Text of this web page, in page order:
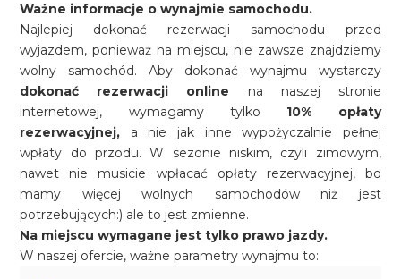
Ważne informacje o wynajmie samochodu.
Najlepiej dokonać rezerwacji samochodu przed
wyjazdem, ponieważ na miejscu, nie zawsze znajdziemy
wolny samochód. Aby dokonać wynajmu wystarczy
dokonać rezerwacji online na naszej stronie
internetowej, wymagamy tylko 10% opłaty
rezerwacyjnej, a nie jak inne wypożyczalnie pełnej
wpłaty do przodu. W sezonie niskim, czyli zimowym,
nawet nie musicie wpłacać opłaty rezerwacyjnej, bo
mamy więcej wolnych samochodów niż jest
potrzebujących:) ale to jest zmienne.
Na miejscu wymagane jest tylko prawo jazdy.
W naszej ofercie, ważne parametry wynajmu to: